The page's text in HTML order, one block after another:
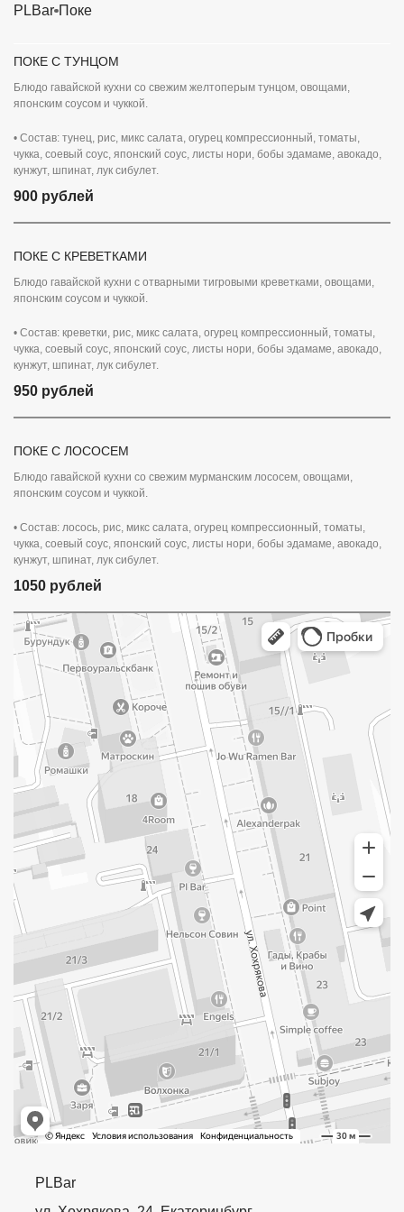
PLBar Поке
ПОКЕ С ТУНЦОМ
Блюдо гавайской кухни со свежим желтоперым тунцом, овощами,
японским соусом и чуккой.
• Состав: тунец, рис, микс салата, огурец компрессионный, томаты,
чукка, соевый соус, японский соус, листы нори, бобы эдамаме, авокадо,
кунжут, шпинат, лук сибулет.
900 рублей
ПОКЕ С КРЕВЕТКАМИ
Блюдо гавайской кухни с отварными тигровыми креветками, овощами,
японским соусом и чуккой.
• Состав: креветки, рис, микс салата, огурец компрессионный, томаты,
чукка, соевый соус, японский соус, листы нори, бобы эдамаме, авокадо,
кунжут, шпинат, лук сибулет.
950 рублей
ПОКЕ С ЛОСОСЕМ
Блюдо гавайской кухни со свежим мурманским лососем, овощами,
японским соусом и чуккой.
• Состав: лосось, рис, микс салата, огурец компрессионный, томаты,
чукка, соевый соус, японский соус, листы нори, бобы эдамаме, авокадо,
кунжут, шпинат, лук сибулет.
1050 рублей
PLBar